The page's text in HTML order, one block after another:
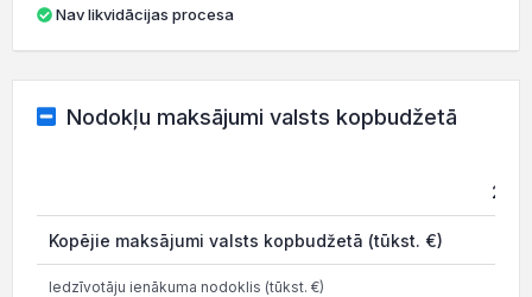
Nav likvidācijas procesa
Nodokļu maksājumi valsts kopbudžetā
2021
Kopējie maksājumi valsts kopbudžetā (tūkst. €)
Iedzīvotāju ienākuma nodoklis (tūkst. €)